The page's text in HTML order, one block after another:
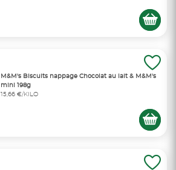
M&M's Biscuits nappage Chocolat au lait & M&M's
mini 198g
15,66 €/KILO